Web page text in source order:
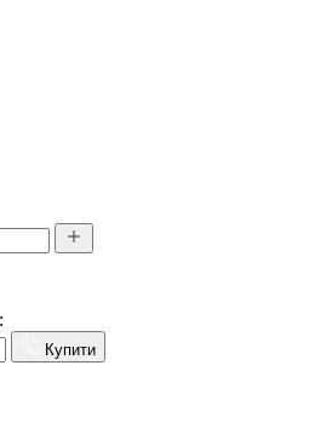
Купити